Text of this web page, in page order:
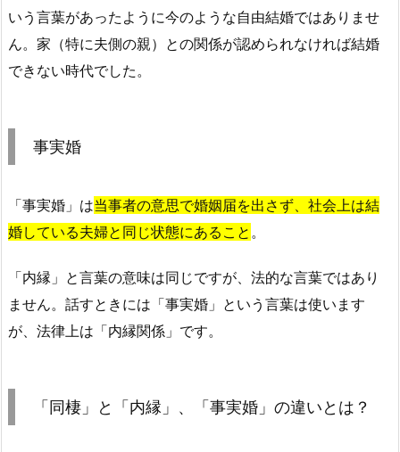
いう言葉があったように今のような自由結婚ではありませ
ん。家（特に夫側の親）との関係が認められなければ結婚
できない時代でした。
事実婚
「事実婚」は当事者の意思で婚姻届を出さず、社会上は結
婚している夫婦と同じ状態にあること 。
「内縁」と言葉の意味は同じですが、法的な言葉ではあり
ません。話すときには「事実婚」という言葉は使います
が、法律上は「内縁関係」です。
「同棲」と「内縁」、「事実婚」の違いとは？